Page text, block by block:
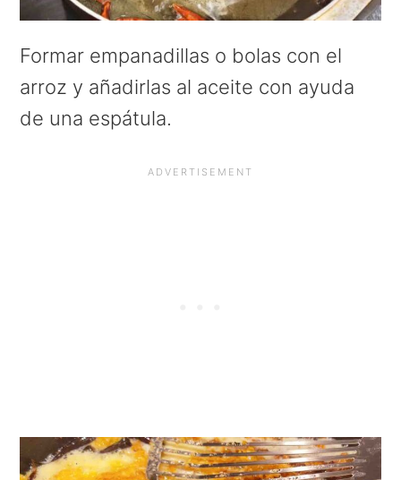
Formar empanadillas o bolas con el
arroz y añadirlas al aceite con ayuda
de una espátula.